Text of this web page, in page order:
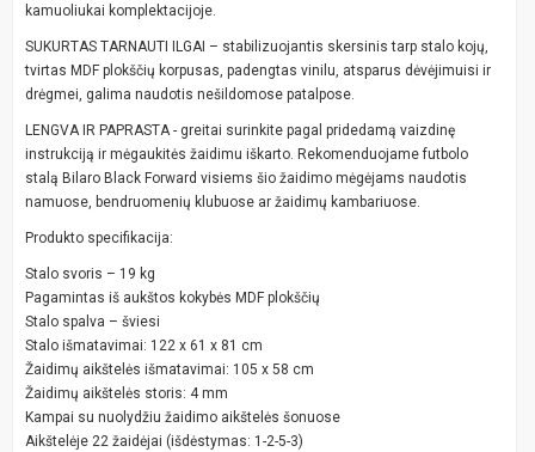
kamuoliukai komplektacijoje.
SUKURTAS TARNAUTI ILGAI – stabilizuojantis skersinis tarp stalo kojų,
tvirtas MDF plokščių korpusas, padengtas vinilu, atsparus dėvėjimuisi ir
drėgmei, galima naudotis nešildomose patalpose.
LENGVA IR PAPRASTA - greitai surinkite pagal pridedamą vaizdinę
instrukciją ir mėgaukitės žaidimu iškarto. Rekomenduojame futbolo
stalą Bilaro Black Forward visiems šio žaidimo mėgėjams naudotis
namuose, bendruomenių klubuose ar žaidimų kambariuose.
Produkto specifikacija:
Stalo svoris – 19 kg
Pagamintas iš aukštos kokybės MDF plokščių
Stalo spalva – šviesi
Stalo išmatavimai: 122 x 61 x 81 cm
Žaidimų aikštelės išmatavimai: 105 x 58 cm
Žaidimų aikštelės storis: 4 mm
Kampai su nuolydžiu žaidimo aikštelės šonuose
Aikštelėje 22 žaidėjai (išdėstymas: 1-2-5-3)